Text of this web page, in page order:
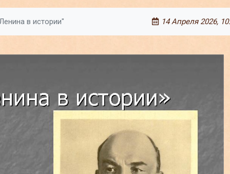
в истории" 14 Апреля 2026,